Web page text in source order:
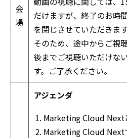
会
場
だけますが、終了のお時
を閉じさせていただきます
そのため、途中からご視
後までご視聴いただけな
す。ご了承ください。
アジェンダ
Marketing Cloud Next
Marketing Cloud Next